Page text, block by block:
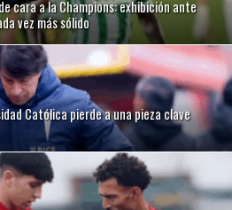
cara a la Champions: exhibición ante
vez más sólido
Católica pierde a una pieza clave